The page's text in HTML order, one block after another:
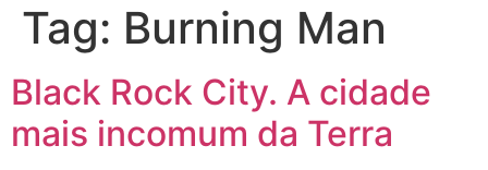
Tag: Burning Man
Black Rock City. A cidade
mais incomum da Terra